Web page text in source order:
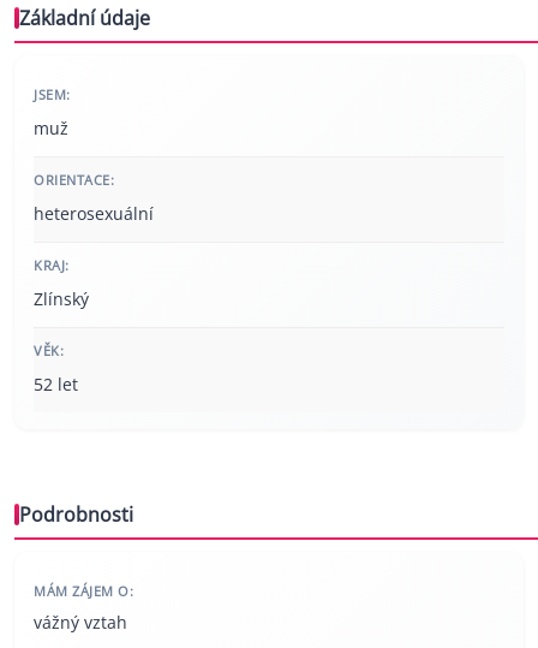
Základní údaje
JSEM:
muž
ORIENTACE:
heterosexuální
KRAJ:
Zlínský
VĚK:
52 let
Podrobnosti
MÁM ZÁJEM O:
vážný vztah